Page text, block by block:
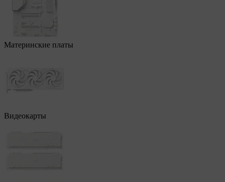
Материнские платы
Видеокарты